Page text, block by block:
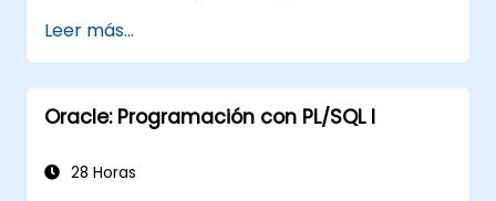
mejorar la funcionalidad de la base de
datos.
Aplicar técnicas de ajuste de rendimiento,
utilizar compilación nativa y protegerse
Implementar contextos de aplicación,
Leer más...
Oracle: Programación con PL/SQL I
28 Horas